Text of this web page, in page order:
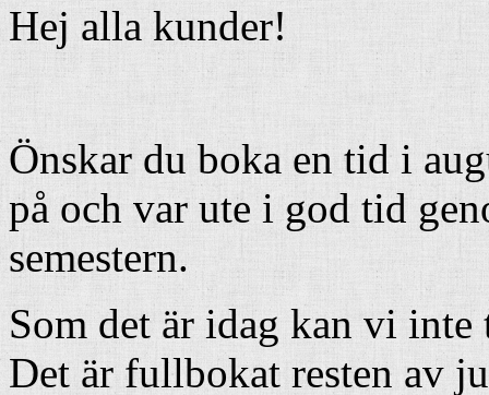
Hej alla kunder!
Önskar du boka en tid i
på och var ute i god tid
semestern.
Som det är idag kan vi
Det är fullbokat resten av